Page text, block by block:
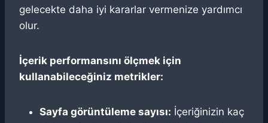
gelecekte daha iyi kararlar vermenize yardımcı
olur.
İçerik performansını ölçmek için
kullanabileceğiniz metrikler:
Sayfa görüntüleme sayısı: İçeriğinizin kaç